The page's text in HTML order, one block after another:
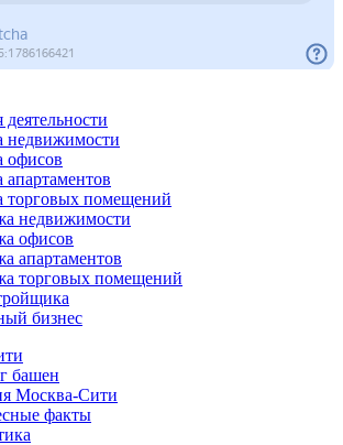
недвижимости
офисов
апартаментов
торговых помещений
недвижимости
офисов
апартаментов
торговых помещений
бизнес
башен
Москва-Сити
факты